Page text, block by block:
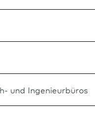
und Ingenieurbüros